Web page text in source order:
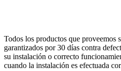
Todos los productos que proveemos
garantizados por 30 días contra
su instalación o correcto
cuando la instalación es efectuada